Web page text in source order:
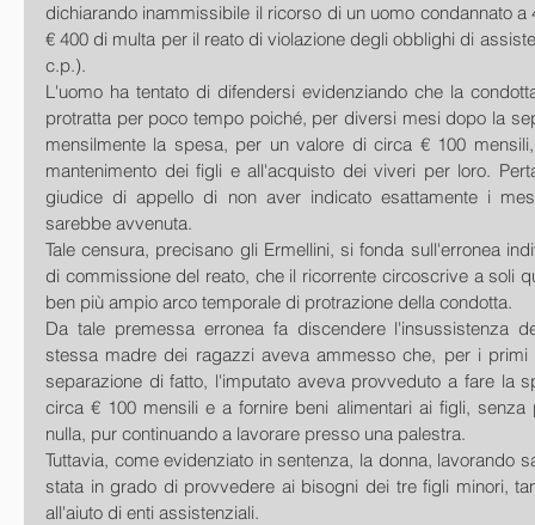
dichiarando inammissibile il ricorso di un uomo condannato
€ 400 di multa per il reato di violazione degli obblighi di
c.p.).
L'uomo ha tentato di difendersi evidenziando che la
protratta per poco tempo poiché, per diversi mesi dopo la
mensilmente la spesa, per un valore di circa € 100
mantenimento dei figli e all'acquisto dei viveri per loro.
giudice di appello di non aver indicato esattamente i
sarebbe avvenuta.
Tale censura, precisano gli Ermellini, si fonda sull'erronea
di commissione del reato, che il ricorrente circoscrive a soli
ben più ampio arco temporale di protrazione della condotta.
Da tale premessa erronea fa discendere l'insussistenza
stessa madre dei ragazzi aveva ammesso che, per i
separazione di fatto, l'imputato aveva provveduto a fare la
circa € 100 mensili e a fornire beni alimentari ai figli, senza
nulla, pur continuando a lavorare presso una palestra.
Tuttavia, come evidenziato in sentenza, la donna, lavorando
stata in grado di provvedere ai bisogni dei tre figli minori,
all'aiuto di enti assistenziali.